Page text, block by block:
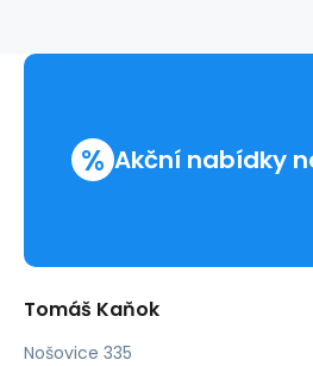
% Akční nabídky
Tomáš Kaňok
Nošovice 335